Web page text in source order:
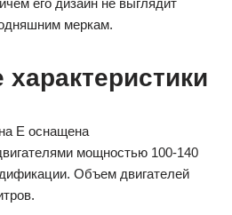
его дизайн не выглядит
меркам.
характеристики
Е оснащена
мощностью 100-140
Объем двигателей